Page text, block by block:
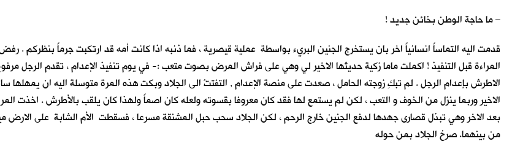
– ما حاجة الوطن بخائن جديد !
قدمت اليه التماساً انسانياً اخر بان يستخرج الجنين البريء بواسطة عملية قيصرية ، فما ذنبه اذا كانت أمه قد ارتكبت جرماً بنظركم .
المراءة قبل التنفيذ ! اكملت ماما زكية حديثها الاخير لي وهي على فراش المرض بصوت متعب :- في يوم تنفيذ الإعدام ، تقدم الرجل
الاطرش بإعدام الرجل . لم تبكِ زوجته الحامل ، صعدت على منصة الإعدام , التفتتْ الى الجلاد وبكت هذه المرة متوسلة اليه ان
الاخير وربما ينزل من الخوف و التعب ، لكن لم يستمع لها فقد كان معروفا بقسوته ولعله كان اصماً ولهذا كان يلقب بالأطرش . اخذت
بعد الاخر وهي تبذل قصارى جهدها لدفع الجنين خارج الرحم ، لكن الجلاد سحب حبل المشنقة مسرعا ، فسقطت الأم الشابة على الارض
من بينهما. صرخ الجلاد بمن حوله